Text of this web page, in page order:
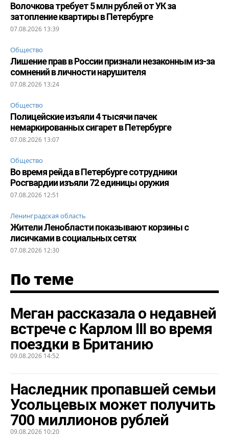
Волочкова требует 5 млн рублей от УК за
затопление квартиры в Петербурге
07.08.2026 13:39
Общество
Лишение прав в России признали незаконным из-за
сомнений в личности нарушителя
07.08.2026 13:24
Общество
Полицейские изъяли 4 тысячи пачек
немаркированных сигарет в Петербурге
07.08.2026 13:07
Общество
Во время рейда в Петербурге сотрудники
Росгвардии изъяли 72 единицы оружия
07.08.2026 12:51
Ленинградская область
Жители Ленобласти показывают корзины с
лисичками в социальных сетях
07.08.2026 12:30
По теме
Меган рассказала о недавней
встрече с Карлом III во время
поездки в Британию
09.08.2026 14:52
Наследник пропавшей семьи
Усольцевых может получить
700 миллионов рублей
09.08.2026 10:20